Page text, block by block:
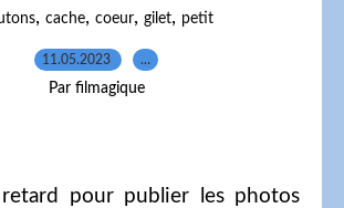
, cache, coeur, gilet, petit
11.05.2023 …
Par filmagique
pour publier les photos